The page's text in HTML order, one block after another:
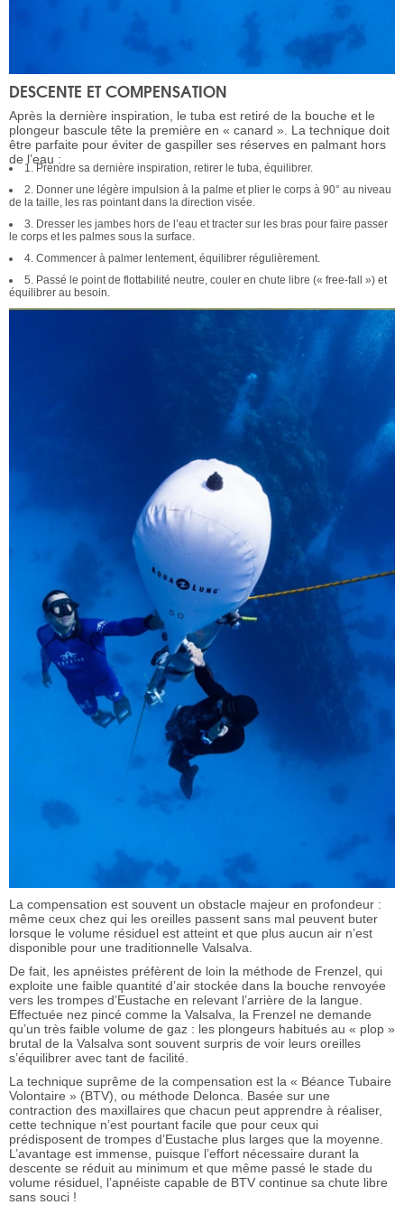
DESCENTE ET COMPENSATION
Après la dernière inspiration, le tuba est retiré de la bouche et le
plongeur bascule tête la première en « canard ». La technique doit
être parfaite pour éviter de gaspiller ses réserves en palmant hors
de l’eau :
1. Prendre sa dernière inspiration, retirer le tuba, équilibrer.
2. Donner une légère impulsion à la palme et plier le corps à 90° au niveau
de la taille, les ras pointant dans la direction visée.
3. Dresser les jambes hors de l’eau et tracter sur les bras pour faire passer
le corps et les palmes sous la surface.
4. Commencer à palmer lentement, équilibrer régulièrement.
5. Passé le point de flottabilité neutre, couler en chute libre (« free-fall ») et
équilibrer au besoin.
La compensation est souvent un obstacle majeur en profondeur :
même ceux chez qui les oreilles passent sans mal peuvent buter
lorsque le volume résiduel est atteint et que plus aucun air n’est
disponible pour une traditionnelle Valsalva.
De fait, les apnéistes préfèrent de loin la méthode de Frenzel, qui
exploite une faible quantité d’air stockée dans la bouche renvoyée
vers les trompes d’Eustache en relevant l’arrière de la langue.
Effectuée nez pincé comme la Valsalva, la Frenzel ne demande
qu’un très faible volume de gaz : les plongeurs habitués au « plop »
brutal de la Valsalva sont souvent surpris de voir leurs oreilles
s’équilibrer avec tant de facilité.
La technique suprême de la compensation est la « Béance Tubaire
Volontaire » (BTV), ou méthode Delonca. Basée sur une
contraction des maxillaires que chacun peut apprendre à réaliser,
cette technique n’est pourtant facile que pour ceux qui
prédisposent de trompes d’Eustache plus larges que la moyenne.
L’avantage est immense, puisque l’effort nécessaire durant la
descente se réduit au minimum et que même passé le stade du
volume résiduel, l’apnéiste capable de BTV continue sa chute libre
sans souci !